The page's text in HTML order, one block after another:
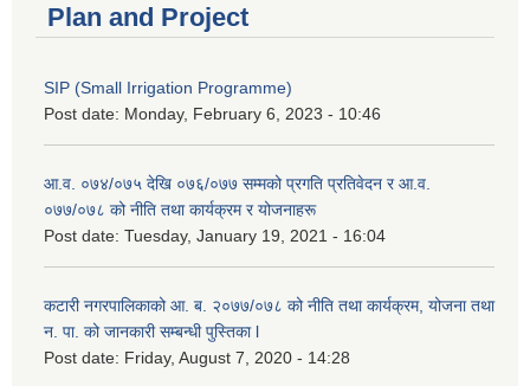
Plan and Project
SIP (Small Irrigation Programme)
Post date: Monday, February 6, 2023 - 10:46
आ.व. ०७४/०७५ देखि ०७६/०७७ सम्मको प्रगति प्रतिवेदन र आ.व.
०७७/०७८ को नीति तथा कार्यक्रम र योजनाहरू
Post date: Tuesday, January 19, 2021 - 16:04
कटारी नगरपालिकाको आ. ब. २०७७/०७८ को नीति तथा कार्यक्रम, योजना तथा
न. पा. को जानकारी सम्बन्धी पुस्तिका l
Post date: Friday, August 7, 2020 - 14:28